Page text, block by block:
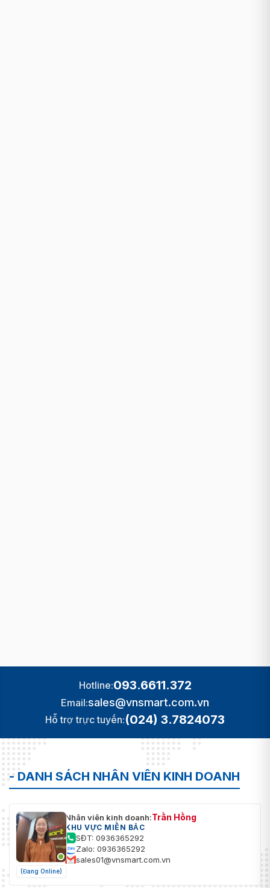
Hotline:093.6611.372
Email:sales@vnsmart.com.vn
Hỗ trợ trực tuyến:(024) 3.7824073
- DANH SÁCH NHÂN VIÊN KINH DOANH
(Đang Online)
Nhân viên kinh doanh:Trần Hồng
KHU VỰC MIỀN BẮC
SĐT: 0936365292
Zalo: 0936365292
sales01@vnsmart.com.vn